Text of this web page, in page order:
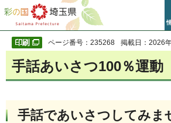
彩の国 埼玉県
ページ番号：235268 掲載日：2026
手話あいさつ100％運動
手話であいさつしてみま